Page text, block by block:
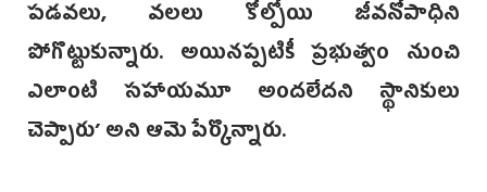
పడవలు, వలలు కోల్పోయి జీవనోపాధిని
పోగొట్టుకున్నారు. అయినప్పటికీ ప్రభుత్వం నుంచి
ఎలాంటి సహాయమూ అందలేదని స్థానికులు
చెప్పారు’ అని ఆమె పేర్కొన్నారు.